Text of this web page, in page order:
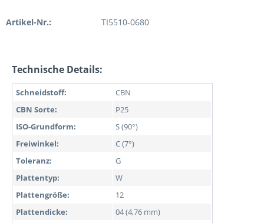
Artikel-Nr.: TI5510-0680
Technische Details:
Schneidstoff:
CBN
CBN Sorte:
P25
ISO-Grundform:
S (90°)
Freiwinkel:
C (7°)
Toleranz:
G
Plattentyp:
W
Plattengröße:
12
Plattendicke:
04 (4,76 mm)